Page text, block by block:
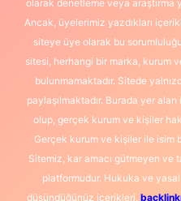
olarak denetleme veya araştırma
Ancak, üyelerimiz yazdıkları
siteye üye olarak bu
sitesi, herhangi bir marka, kurum
bulunmamaktadır. Sitede
paylaşılmaktadır. Burada yer
olup, gerçek kurum ve kişiler
Gerçek kurum ve kişiler ile isim
Sitemiz, kar amacı gütmeyen ve
platformudur. Hukuka ve
düşündüğünüz içerikleri,